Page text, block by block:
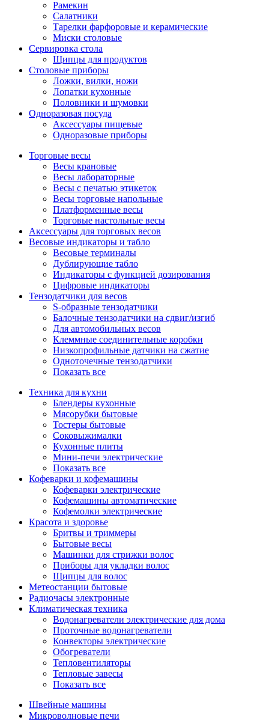
Рамекин
Салатники
Тарелки фарфоровые и керамические
Миски столовые
Сервировка стола
Щипцы для продуктов
Столовые приборы
Ложки, вилки, ножи
Лопатки кухонные
Половники и шумовки
Одноразовая посуда
Аксессуары пищевые
Одноразовые приборы
Торговые весы
Весы крановые
Весы лабораторные
Весы с печатью этикеток
Весы торговые напольные
Платформенные весы
Торговые настольные весы
Аксессуары для торговых весов
Весовые индикаторы и табло
Весовые терминалы
Дублирующие табло
Индикаторы с функцией дозирования
Цифровые индикаторы
Тензодатчики для весов
S-образные тензодатчики
Балочные тензодатчики на сдвиг/изгиб
Для автомобильных весов
Клеммные соединительные коробки
Низкопрофильные датчики на сжатие
Одноточечные тензодатчики
Показать все
Техника для кухни
Блендеры кухонные
Мясорубки бытовые
Тостеры бытовые
Соковыжималки
Кухонные плиты
Мини-печи электрические
Показать все
Кофеварки и кофемашины
Кофеварки электрические
Кофемашины автоматические
Кофемолки электрические
Красота и здоровье
Бритвы и триммеры
Бытовые весы
Машинки для стрижки волос
Приборы для укладки волос
Щипцы для волос
Метеостанции бытовые
Радиочасы электронные
Климатическая техника
Водонагреватели электрические для дома
Проточные водонагреватели
Конвекторы электрические
Обогреватели
Тепловентиляторы
Тепловые завесы
Показать все
Швейные машины
Микроволновые печи